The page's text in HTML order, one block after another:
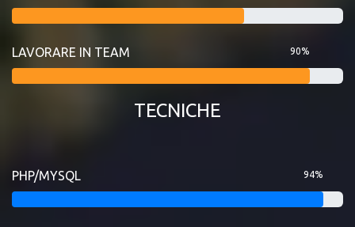
LAVORARE IN TEAM 90%
TECNICHE
PHP/MYSQL 94%